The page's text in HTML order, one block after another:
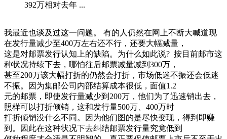
392万相对去年 ...
我最近也谈及过这一问题。 有的人仍然在网上不断大喊道现
在发行量减少至400万左右还不行，还要大幅减量，
这是对邮票发行认知上的缺陷。为什么如此说? 按目前邮市这
种状况持续下去，哪怕往后邮票减量减到300万，
甚至200万该大幅打折的仍然会打折，市场低迷不振还会低迷
不振。因为集邮公司内部结算成本很低，面值1.2
元的邮票，即使发行量减少到200万，他们为了迅速销出去，
照样可以打折倾销，这和发行量500万、400万时
打折倾销没什么不同。因为他们图的是尽快变现，得到即赚
到。因此在这种状况下去纠结邮票发行量究竟低到